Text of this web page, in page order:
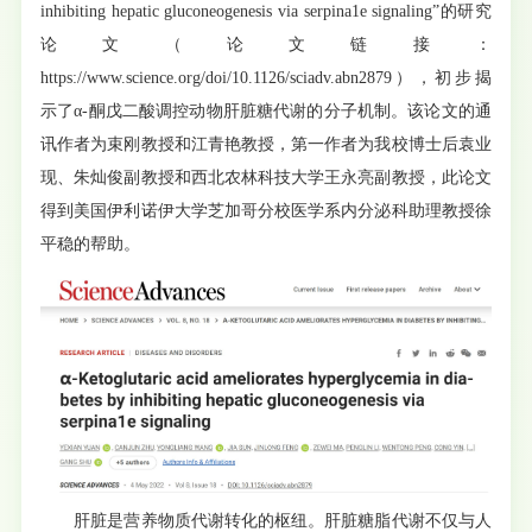
inhibiting hepatic gluconeogenesis via serpina1e signaling”的研究
论文（论文链接：
https://www.science.org/doi/10.1126/sciadv.abn2879），初步揭
示了α-酮戊二酸调控动物肝脏糖代谢的分子机制。该论文的通
讯作者为束刚教授和江青艳教授，第一作者为我校博士后袁业
现、朱灿俊副教授和西北农林科技大学王永亮副教授，此论文
得到美国伊利诺伊大学芝加哥分校医学系内分泌科助理教授徐
平稳的帮助。
肝脏是营养物质代谢转化的枢纽。肝脏糖脂代谢不仅与人